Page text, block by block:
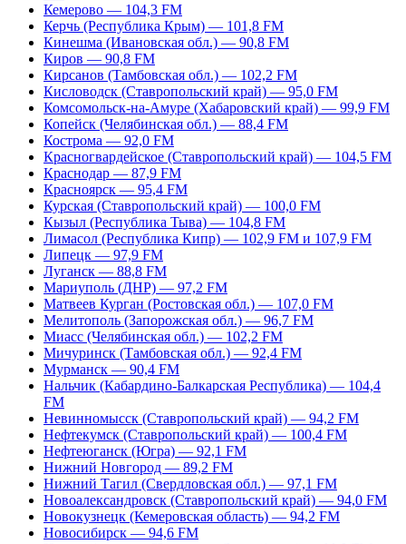
Кемерово — 104,3 FM
Керчь (Республика Крым) — 101,8 FM
Кинешма (Ивановская обл.) — 90,8 FM
Киров — 90,8 FM
Кирсанов (Тамбовская обл.) — 102,2 FM
Кисловодск (Ставропольский край) — 95,0 FM
Комсомольск-на-Амуре (Хабаровский край) — 99,9 FM
Копейск (Челябинская обл.) — 88,4 FM
Кострома — 92,0 FM
Красногвардейское (Ставропольский край) — 104,5 FM
Краснодар — 87,9 FM
Красноярск — 95,4 FM
Курская (Ставропольский край) — 100,0 FM
Кызыл (Республика Тыва) — 104,8 FM
Лимасол (Республика Кипр) — 102,9 FM и 107,9 FM
Липецк — 97,9 FM
Луганск — 88,8 FM
Мариуполь (ДНР) — 97,2 FM
Матвеев Курган (Ростовская обл.) — 107,0 FM
Мелитополь (Запорожская обл.) — 96,7 FM
Миасс (Челябинская обл.) — 102,2 FM
Мичуринск (Тамбовская обл.) — 92,4 FM
Мурманск — 90,4 FM
Нальчик (Кабардино-Балкарская Республика) — 104,4
FM
Невинномысск (Ставропольский край) — 94,2 FM
Нефтекумск (Ставропольский край) — 100,4 FM
Нефтеюганск (Югра) — 92,1 FM
Нижний Новгород — 89,2 FM
Нижний Тагил (Свердловская обл.) — 97,1 FM
Новоалександровск (Ставропольский край) — 94,0 FM
Новокузнецк (Кемеровская область) — 94,2 FM
Новосибирск — 94,6 FM